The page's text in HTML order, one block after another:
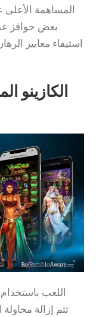
المساهمة
بعض حوافز
استيفاء معايير
الكازينو
اللعب